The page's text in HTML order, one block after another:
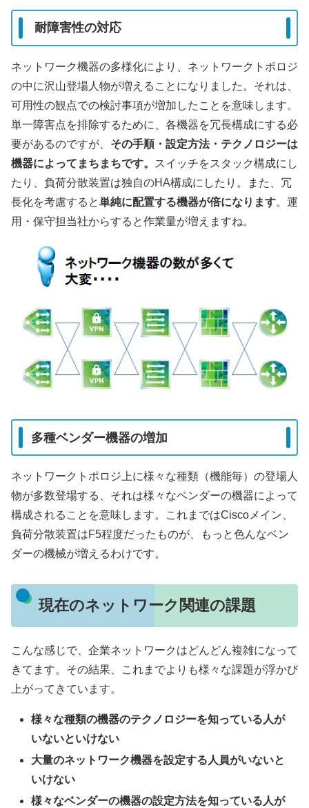
耐障害性の対応
ネットワーク機器の多様化により、ネットワークトポロジ
の中に沢山登場人物が増えることになりました。それは、
可用性の観点での検討事項が増加したことを意味します。
単一障害点を排除するために、各機器を冗長構成にする必
要があるのですが、 その手順・設定方法・テクノロジーは
機器によってまちまちです。
スイッチをスタック構成にし
たり、負荷分散装置は独自のHA構成にしたり。また、冗
長化を考慮すると単純に配置する機器が倍になります。運
用・保守担当社からすると作業量が増えますね。
多種ベンダー機器の増加
ネットワークトポロジ上に様々な種類（機能毎）の登場人
物が多数登場する、それは様々なベンダーの機器によって
構成されることを意味します。これまではCiscoメイン、
負荷分散装置はF5程度だったものが、もっと色んなベン
ダーの機械が増えるわけです。
現在のネットワーク関連の課題
こんな感じで、企業ネットワークはどんどん複雑になって
きてます。その結果、これまでよりも様々な課題が浮かび
上がってきています。
様々な種類の機器のテクノロジーを知っている人が
いないといけない
大量のネットワーク機器を設定する人員がいないと
いけない
様々なベンダーの機器の設定方法を知っている人が